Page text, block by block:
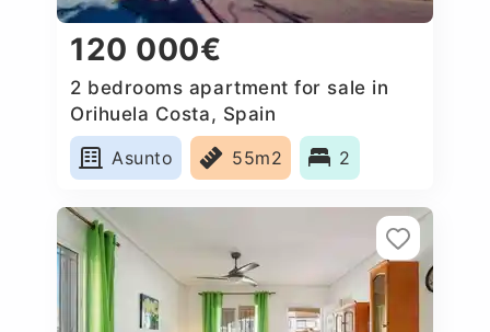
120 000€
2 bedrooms apartment for sale in
Orihuela Costa, Spain
Asunto
55m2 2